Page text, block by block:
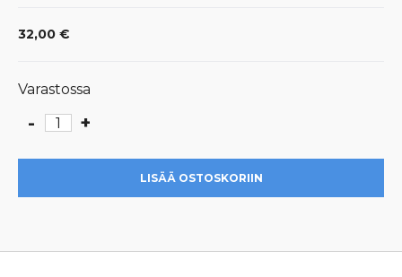
32,00 €
Varastossa
-
Posca
5M
määrä
+
LISÄÄ OSTOSKORIIN